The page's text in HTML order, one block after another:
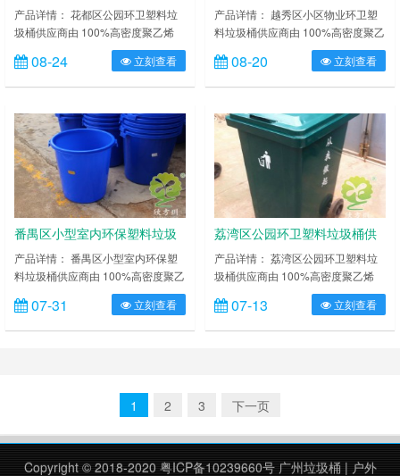
应商
产品详情： 花都区公园环卫塑料垃
圾桶供应商由 100%高密度聚乙烯
HDPE 或聚丙烯 PP 聚丙烯两种新全
新塑胶成分组成，耐弱酸碱腐蚀，桶
体与桶盖分别使用一次注塑制造而
及底部特别加固加厚处理，边缘特别
加厚，可经受各种外力，能
在-30℃~65℃区间温度内正常使
用。提供各种颜色（蓝、红、黄、
绿）的塑料垃圾桶供您选择组合摆放
做……
08-24 立刻查看
桶供应商
产品详情： 越秀区小区物业环卫塑
料垃圾桶供应商由 100%高密度聚乙
烯 HDPE 或聚丙烯 PP 聚丙烯两种
新全新塑胶成分组成，耐弱酸碱腐
蚀，桶体与桶盖分别使用一次注塑制
桶身及底部特别加固加厚处理，边缘
特别加厚，可经受各种外力，能
在-30℃~65℃区间温度内正常使
用。提供各种颜色（蓝、红、黄、
绿）的塑料垃圾桶供您选择组合
摆……
08-20 立刻查看
番禺区小型室内环保塑料垃圾
桶供应商
产品详情： 番禺区小型室内环保塑
料垃圾桶供应商由 100%高密度聚乙
烯 HDPE 或聚丙烯 PP 聚丙烯两种
新全新塑胶成分组成，耐弱酸碱腐
蚀，桶体与桶盖分别使用一次注塑制
在-30℃~65℃区间温度内正常使
用。提供各种颜色（蓝、红、黄、
绿）的塑料垃圾桶供您选择组合
07-31 立刻查看
荔湾区公园环卫塑料垃圾桶供
应商
产品详情： 荔湾区公园环卫塑料垃
圾桶供应商由 100%高密度聚乙烯
HDPE 或聚丙烯 PP 聚丙烯两种新全
新塑胶成分组成，耐弱酸碱腐蚀，桶
体与桶盖分别使用一次注塑制造而
在-30℃~65℃区间温度内正常使
绿）的塑料垃圾桶供您选择组合摆放
07-13 立刻查看
1 2 3 下一页
Copyright © 2018-2020 粤ICP备10239660号 广州垃圾桶| 户外